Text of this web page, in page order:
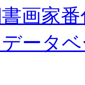
画家
ータ